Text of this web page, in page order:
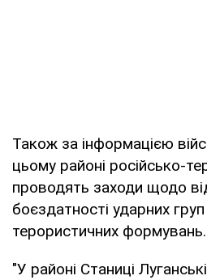
Також за інформацією
цьому районі російсько-
проводять заходи щодо
боєздатності ударних
терористичних формувань.
"У районі Станиці